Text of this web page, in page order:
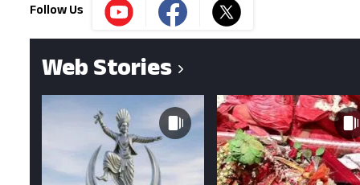
Follow Us
Web Stories